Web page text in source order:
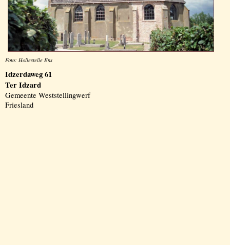
Foto: Hollestelle Ens
Idzerdaweg 61
Ter Idzard
Gemeente Weststellingwerf
Friesland